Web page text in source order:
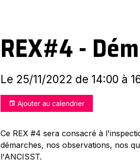
REX#4 -
Le 25/11/2022 de 14:00 à
Ajouter au calendrier
Ce REX #4 sera consacré à
démarches, nos observations, nos
l'ANCISST.